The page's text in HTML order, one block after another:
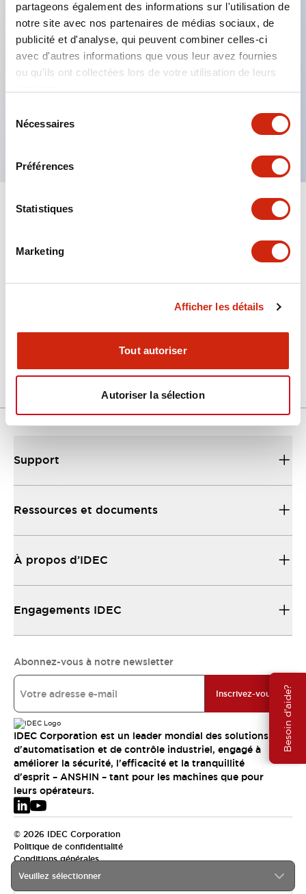
partageons également des informations sur l'utilisation de
notre site avec nos partenaires de médias sociaux, de
publicité et d'analyse, qui peuvent combiner celles-ci
avec d'autres informations que vous leur avez fournies
ou qu'ils ont collectées lors de votre utilisation de leurs
Nécessaires
Préférences
Statistiques
Marketing
Afficher les détails
Tout autoriser
Autoriser la sélection
Besoin d'aide?
Caractéristiques clés
Fixation par regroupement possible
Le commutateur sélecteur avec clé adopte une
structure à goupille à cylindre haute sécurité
La structure de protection est IP65 (IEC60529)
Veuillez sélectionner
Support
Ressources et documents
À propos d’IDEC
Engagements IDEC
Abonnez-vous à notre newsletter
Inscrivez-vous
IDEC Corporation est un leader mondial des solutions
d'automatisation et de contrôle industriel, engagé à
améliorer la sécurité, l'efficacité et la tranquillité
d'esprit – ANSHIN – tant pour les machines que pour
leurs opérateurs.
© 2026 IDEC Corporation
Politique de confidentialité
Conditions générales
EMEA